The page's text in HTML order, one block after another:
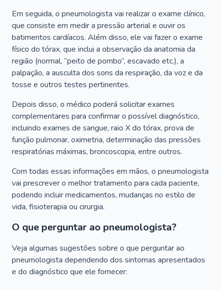
Em seguida, o pneumologista vai realizar o exame clínico,
que consiste em medir a pressão arterial e ouvir os
batimentos cardíacos. Além disso, ele vai fazer o exame
físico do tórax, que inclui a observação da anatomia da
região (normal, “peito de pombo”, escavado etc.), a
palpação, a ausculta dos sons da respiração, da voz e da
tosse e outros testes pertinentes.
Depois disso, o médico poderá solicitar exames
complementares para confirmar o possível diagnóstico,
incluindo exames de sangue, raio X do tórax, prova de
função pulmonar, oximetria, determinação das pressões
respiratórias máximas, broncoscopia, entre outros.
Com todas essas informações em mãos, o pneumologista
vai prescrever o melhor tratamento para cada paciente,
podendo incluir medicamentos, mudanças no estilo de
vida, fisioterapia ou cirurgia.
O que perguntar ao pneumologista?
Veja algumas sugestões sobre o que perguntar ao
pneumologista dependendo dos sintomas apresentados
e do diagnóstico que ele fornecer: